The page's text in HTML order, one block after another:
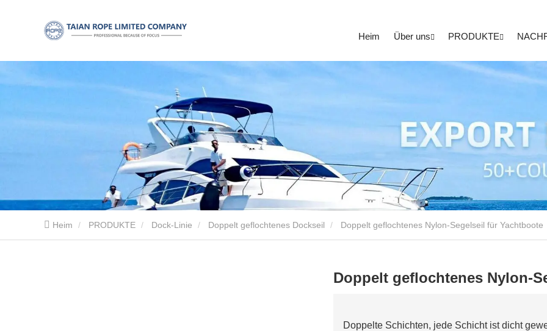
Heim Über uns PRODUKTE
Heim PRODUKTE Dock-Linie Doppelt geflochtenes Dockseil Doppelt geflochtenes Nylon-Segelseil für Yachtboote
Doppelt geflochtenes Nylon-
Doppelte Schichten, jede Schicht ist dicht